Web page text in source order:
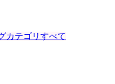
カテゴリすべて